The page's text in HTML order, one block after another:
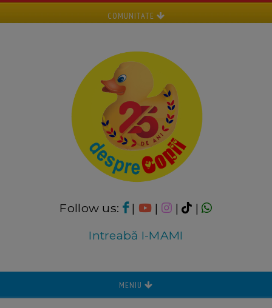
COMUNITATE
Follow us: | | |
|
Intreabă I-MAMI
MENIU